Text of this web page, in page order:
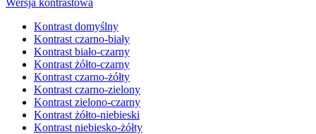
Kontrast domyślny
Kontrast czarno-biały
Kontrast biało-czarny
Kontrast żółto-czarny
Kontrast czarno-żółty
Kontrast czarno-zielony
Kontrast zielono-czarny
Kontrast żółto-niebieski
Kontrast niebiesko-żółty